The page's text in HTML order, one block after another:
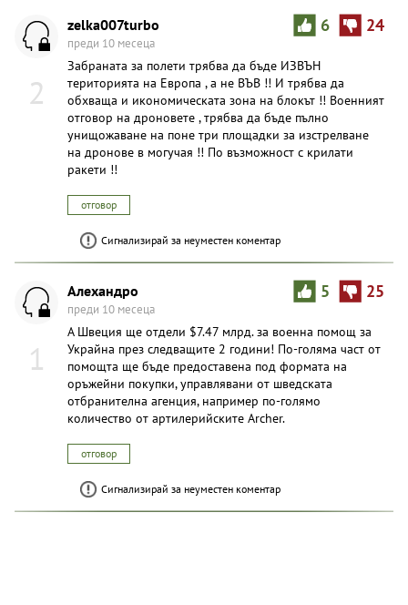
2
6 24
zelka007turbo
преди 10 месеца
Забраната за полети трябва да бъде ИЗВЪН
територията на Европа , а не ВЪВ !! И трябва да
обхваща и икономическата зона на блокът !! Военният
отговор на дроновете , трябва да бъде пълно
унищожаване на поне три площадки за изстрелване
на дронове в могучая !! По възможност с крилати
ракети !!
отговор
Сигнализирай за неуместен коментар
1
5 25
Алехандро
преди 10 месеца
А Швеция ще отдели $7.47 млрд. за военна помощ за
Украйна през следващите 2 години! По-голяма част от
помощта ще бъде предоставена под формата на
оръжейни покупки, управлявани от шведската
отбранителна агенция, например по-голямо
количество от артилерийските Archer.
отговор
Сигнализирай за неуместен коментар